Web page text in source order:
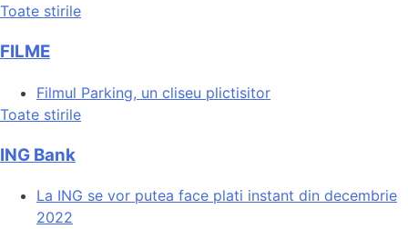
Toate stirile
FILME
Filmul Parking, un cliseu plictisitor
Toate stirile
ING Bank
La ING se vor putea face plati instant din decembrie
2022